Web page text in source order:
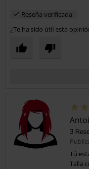
Reseña verificada
¿Te ha sido útil esta
3
Tú
Talla